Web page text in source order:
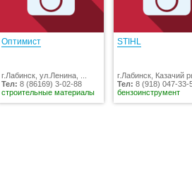
Оптимист
г.Лабинск, ул.Ленина, ...
Тел: 8 (86169) 3-02-88
строительные материалы
STIHL
г.Лабинск, Казачий
Тел: 8 (918) 047-33-
бензоинструмент